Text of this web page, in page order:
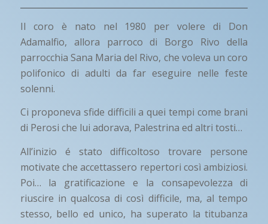
Il coro è nato nel 1980 per volere di Don
Adamalfio, allora parroco di Borgo Rivo della
parrocchia Sana Maria del Rivo, che voleva un coro
polifonico di adulti da far eseguire nelle feste
solenni.
Ci proponeva sfide difficili a quei tempi come brani
di Perosi che lui adorava, Palestrina ed altri tosti…
All’inizio é stato difficoltoso trovare persone
motivate che accettassero repertori così ambiziosi.
Poi… la gratificazione e la consapevolezza di
riuscire in qualcosa di così difficile, ma, al tempo
stesso, bello ed unico, ha superato la titubanza